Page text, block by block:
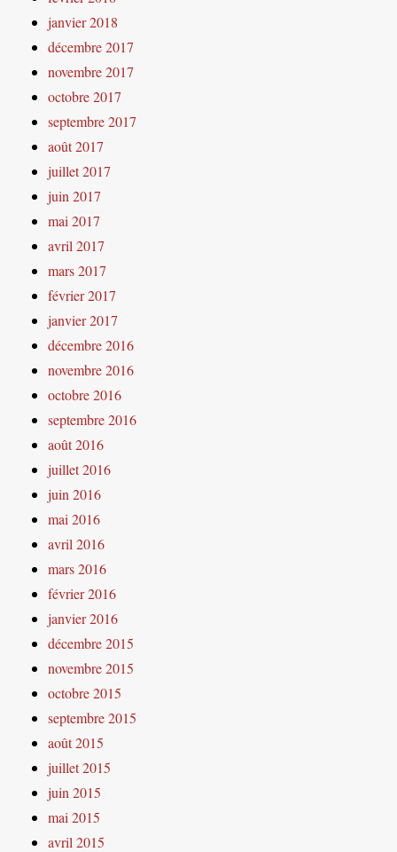
janvier 2018
décembre 2017
novembre 2017
octobre 2017
septembre 2017
août 2017
juillet 2017
juin 2017
mai 2017
avril 2017
mars 2017
février 2017
janvier 2017
décembre 2016
novembre 2016
octobre 2016
septembre 2016
août 2016
juillet 2016
juin 2016
mai 2016
avril 2016
mars 2016
février 2016
janvier 2016
décembre 2015
novembre 2015
octobre 2015
septembre 2015
août 2015
juillet 2015
juin 2015
mai 2015
avril 2015